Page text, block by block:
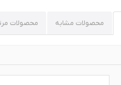
محصولات مشابه محصولات